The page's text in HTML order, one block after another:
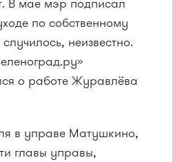
В мае мэр подписал
по собственному
неизвестно.
о работе Журавлёва
в управе Матушкино,
главы управы,